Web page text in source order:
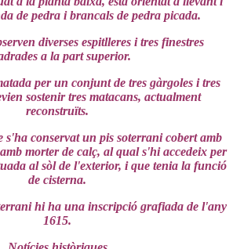
de pedra i brancals de pedra picada.
diverses espitlleres i tres finestres
a la part superior.
per un conjunt de tres gàrgoles i tres
sostenir tres matacans, actualment
reconstruïts.
conservat un pis soterrani cobert amb
morter de calç, al qual s'hi accedeix per
al sòl de l'exterior, i que tenia la funció
de cisterna.
hi ha una inscripció grafiada de l'any
1615.